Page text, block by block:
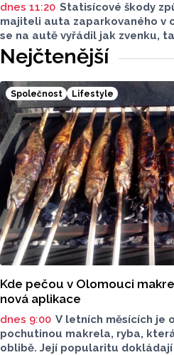
dnes 11:20 Statisícové škody
majiteli auta zaparkovaného v
se na autě vyřádil jak zvenku,
vyšetřovali olomoučtí policisté
informovala tisková mluvčí
hrozí i vězení.
Nejčtenější
Společnost Lifestyle
Kde pečou v Olomouci
nová aplikace
dnes 9:00 V letních měsících je
pochutinou makrela, ryba,
oblibě. Její popularitu